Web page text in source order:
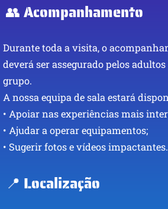
👥 Acompanhamento
Durante toda a visita, o
deverá ser assegurado pelos
grupo.
A nossa equipa de sala estará
• Apoiar nas experiências mais
• Ajudar a operar equipamentos;
• Sugerir fotos e vídeos impactantes.
📍 Localização